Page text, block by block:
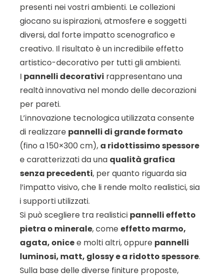
presenti nei vostri ambienti. Le collezioni
giocano su ispirazioni, atmosfere e soggetti
diversi, dal forte impatto scenografico e
creativo. Il risultato è un incredibile effetto
artistico-decorativo per tutti gli ambienti.
I pannelli decorativi rappresentano una
realtà innovativa nel mondo delle decorazioni
per pareti.
L’innovazione tecnologica utilizzata consente
di realizzare pannelli di grande formato
(fino a 150×300 cm), a ridottissimo spessore
e caratterizzati da una qualità grafica
senza precedenti, per quanto riguarda sia
l’impatto visivo, che li rende molto realistici, sia
i supporti utilizzati.
Si può scegliere tra realistici pannelli effetto
pietra o minerale, come effetto marmo,
agata, onicee molti altri, oppure pannelli
luminosi, matt, glossy e a ridotto spessore.
Sulla base delle diverse finiture proposte,